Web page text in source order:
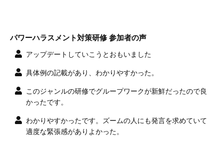
パワーハラスメント対策研修 参加者の声
アップデートしていこうとおもいました
具体例の記載があり、わかりやすかった。
このジャンルの研修でグループワークが新鮮だったので良
かったです。
わかりやすかったです。ズームの人にも発言を求めていて
適度な緊張感がありよかった。